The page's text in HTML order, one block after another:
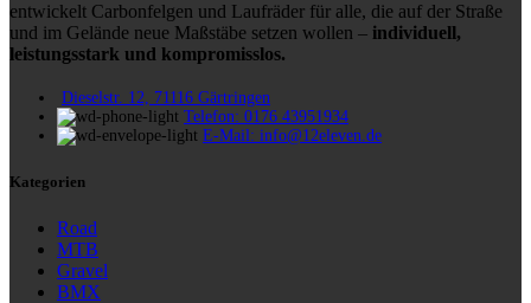
entwickelt Carbonfelgen und Laufräder für alle, die auf der Straße
und im Gelände neue Maßstäbe setzen wollen – individuell,
leistungsstark und kompromisslos.
Dieselstr. 12, 71116 Gärtringen
Telefon: 0176 43951934
E-Mail: info@12eleven.de
Kategorien
Road
MTB
Gravel
BMX